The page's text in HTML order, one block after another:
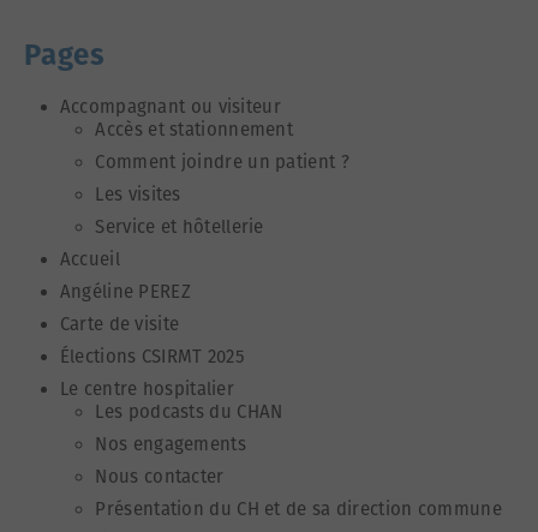
Pages
Accompagnant ou visiteur
Accès et stationnement
Comment joindre un patient ?
Les visites
Service et hôtellerie
Accueil
Angéline PEREZ
Carte de visite
Élections CSIRMT 2025
Le centre hospitalier
Les podcasts du CHAN
Nos engagements
Nous contacter
Présentation du CH et de sa direction commune